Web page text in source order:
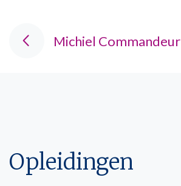
Michiel Commandeur
Opleidingen